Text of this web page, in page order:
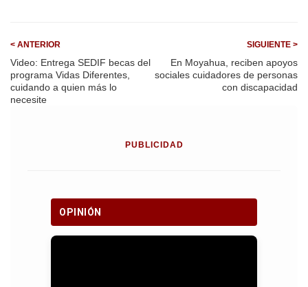
< ANTERIOR
Video: Entrega SEDIF becas del
programa Vidas Diferentes,
cuidando a quien más lo
necesite
SIGUIENTE >
En Moyahua, reciben apoyos
sociales cuidadores de personas
con discapacidad
PUBLICIDAD
OPINIÓN